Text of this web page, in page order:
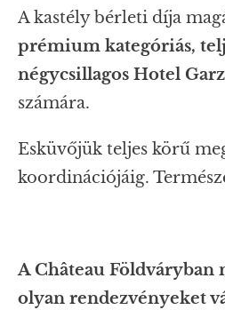
A kastély bérleti díja
prémium kategóriás,
négycsillagos Hotel
számára.
Esküvőjük teljes körű
koordinációjáig.
A Château Földváryban
olyan rendezvényeket